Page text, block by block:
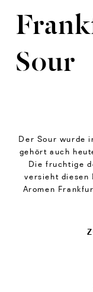
Sour
Der Sour wurde
gehört auch
Die fruchtige
versieht diesen
Aromen